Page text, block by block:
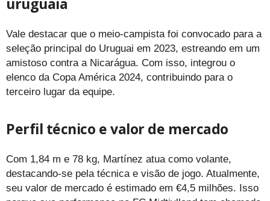
Vale destacar que o meio-campista foi convocado para a
seleção principal do Uruguai em 2023, estreando em um
amistoso contra a Nicarágua. Com isso, integrou o
elenco da Copa América 2024, contribuindo para o
terceiro lugar da equipe.
Perfil técnico e valor de mercado
Com 1,84 m e 78 kg, Martínez atua como volante,
destacando-se pela técnica e visão de jogo. Atualmente,
seu valor de mercado é estimado em €4,5 milhões. Isso